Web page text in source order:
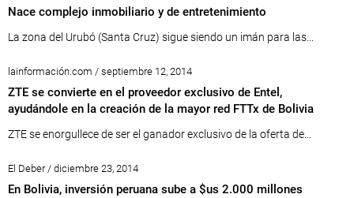
Nace complejo inmobiliario y de entretenimiento
La zona del Urubó (Santa Cruz) sigue siendo un imán para las...
lainformación.com / septiembre 12, 2014
ZTE se convierte en el proveedor exclusivo de Entel,
ayudándole en la creación de la mayor red FTTx de Bolivia
ZTE se enorgullece de ser el ganador exclusivo de la oferta de...
El Deber / diciembre 23, 2014
En Bolivia, inversión peruana sube a $us 2.000 millones